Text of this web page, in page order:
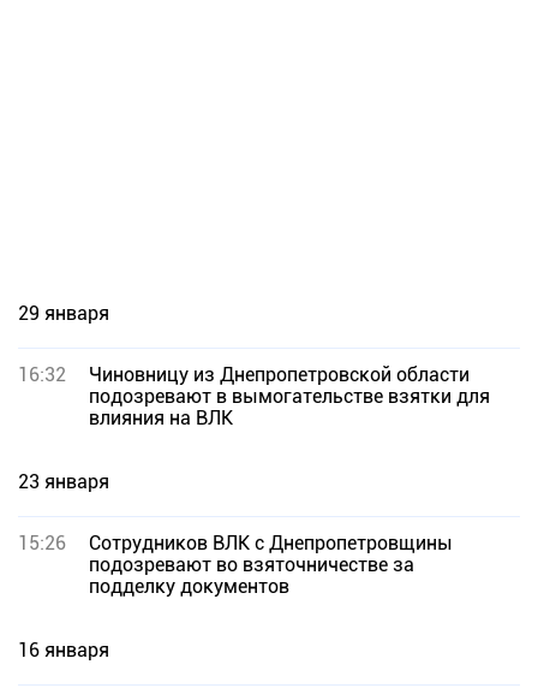
29 января
16:32
Чиновницу из Днепропетровской области
подозревают в вымогательстве взятки для
влияния на ВЛК
23 января
15:26
Сотрудников ВЛК с Днепропетровщины
подозревают во взяточничестве за
подделку документов
16 января